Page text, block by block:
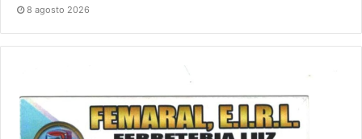
8 agosto 2026